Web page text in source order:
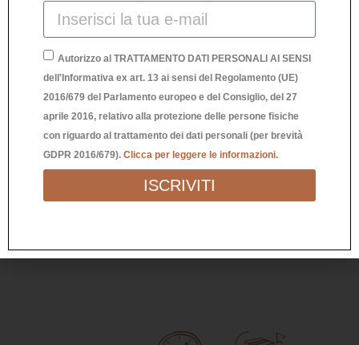
OCCHIALE DA SOLE MODELLO TOKIO
GREEN SAGE
27,00€
Autorizzo al TRATTAMENTO DATI PERSONALI AI SENSI
dell'Informativa ex art. 13 ai sensi del Regolamento (UE)
2016/679 del Parlamento europeo e del Consiglio, del 27
aprile 2016, relativo alla protezione delle persone fisiche
con riguardo al trattamento dei dati personali (per brevità
GDPR 2016/679). Clicca per leggere le informazioni.
ISCRIVITI